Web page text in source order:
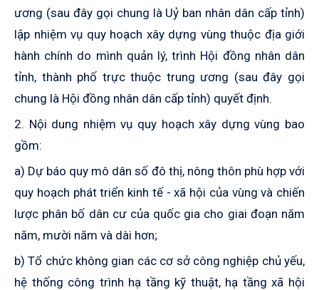
ương (sau đây gọi chung là Uỷ ban nhân dân cấp tỉnh)
lập nhiệm vụ quy hoạch xây dựng vùng thuộc địa giới
hành chính do mình quản lý, trình Hội đồng nhân dân
tỉnh, thành phố trực thuộc trung ương (sau đây gọi
chung là Hội đồng nhân dân cấp tỉnh) quyết định.
2. Nội dung nhiệm vụ quy hoạch xây dựng vùng bao
gồm:
a) Dự báo quy mô dân số đô thị, nông thôn phù hợp với
quy hoạch phát triển kinh tế - xã hội của vùng và chiến
lược phân bố dân cư của quốc gia cho giai đoạn năm
năm, mười năm và dài hơn;
b) Tổ chức không gian các cơ sở công nghiệp chủ yếu,
hệ thống công trình hạ tầng kỹ thuật, hạ tầng xã hội